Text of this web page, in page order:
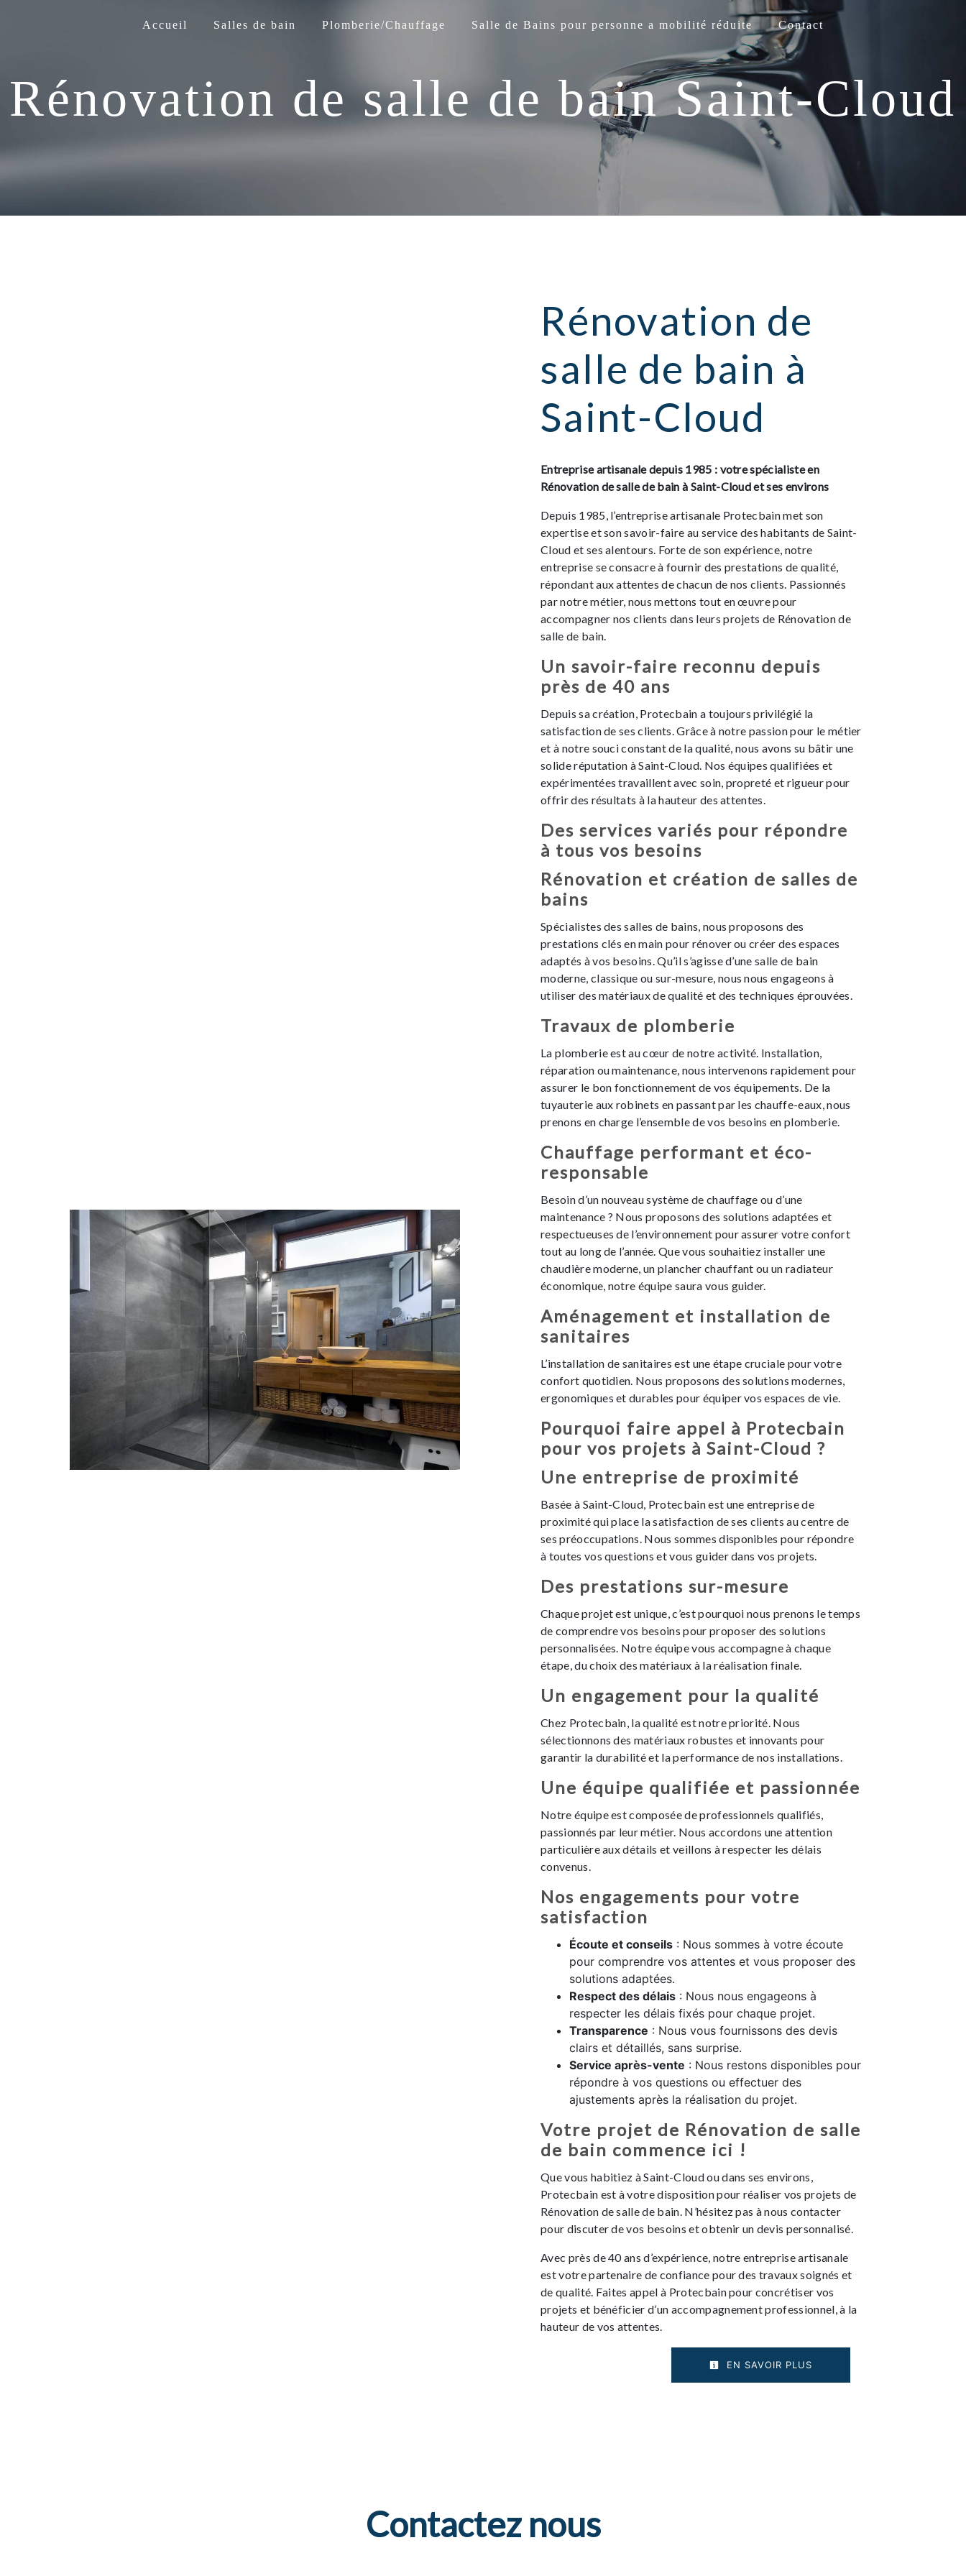
Accueil Salles de bain Plomberie/Chauffage Salle de Bains pour personne a mobilité réduite Contact
Rénovation de salle de bain Saint-Cloud
Rénovation de
salle de bain à
Saint-Cloud
Entreprise artisanale depuis 1985 : votre spécialiste en
Rénovation de salle de bain à Saint-Cloud et ses environs
Depuis 1985, l’entreprise artisanale Protecbain met son
expertise et son savoir-faire au service des habitants de Saint-
Cloud et ses alentours. Forte de son expérience, notre
entreprise se consacre à fournir des prestations de qualité,
répondant aux attentes de chacun de nos clients. Passionnés
par notre métier, nous mettons tout en œuvre pour
accompagner nos clients dans leurs projets de Rénovation de
salle de bain.
Un savoir-faire reconnu depuis
près de 40 ans
Depuis sa création, Protecbain a toujours privilégié la
satisfaction de ses clients. Grâce à notre passion pour le métier
et à notre souci constant de la qualité, nous avons su bâtir une
solide réputation à Saint-Cloud. Nos équipes qualifiées et
expérimentées travaillent avec soin, propreté et rigueur pour
offrir des résultats à la hauteur des attentes.
Des services variés pour répondre
à tous vos besoins
Rénovation et création de salles de
bains
Spécialistes des salles de bains, nous proposons des
prestations clés en main pour rénover ou créer des espaces
adaptés à vos besoins. Qu’il s’agisse d’une salle de bain
moderne, classique ou sur-mesure, nous nous engageons à
utiliser des matériaux de qualité et des techniques éprouvées.
Travaux de plomberie
La plomberie est au cœur de notre activité. Installation,
réparation ou maintenance, nous intervenons rapidement pour
assurer le bon fonctionnement de vos équipements. De la
tuyauterie aux robinets en passant par les chauffe-eaux, nous
prenons en charge l’ensemble de vos besoins en plomberie.
Chauffage performant et éco-
responsable
Besoin d’un nouveau système de chauffage ou d’une
maintenance ? Nous proposons des solutions adaptées et
respectueuses de l’environnement pour assurer votre confort
tout au long de l’année. Que vous souhaitiez installer une
chaudière moderne, un plancher chauffant ou un radiateur
économique, notre équipe saura vous guider.
Aménagement et installation de
sanitaires
L’installation de sanitaires est une étape cruciale pour votre
confort quotidien. Nous proposons des solutions modernes,
ergonomiques et durables pour équiper vos espaces de vie.
Pourquoi faire appel à Protecbain
pour vos projets à Saint-Cloud ?
Une entreprise de proximité
Basée à Saint-Cloud, Protecbain est une entreprise de
proximité qui place la satisfaction de ses clients au centre de
ses préoccupations. Nous sommes disponibles pour répondre
à toutes vos questions et vous guider dans vos projets.
Des prestations sur-mesure
Chaque projet est unique, c’est pourquoi nous prenons le temps
de comprendre vos besoins pour proposer des solutions
personnalisées. Notre équipe vous accompagne à chaque
étape, du choix des matériaux à la réalisation finale.
Un engagement pour la qualité
Chez Protecbain, la qualité est notre priorité. Nous
sélectionnons des matériaux robustes et innovants pour
garantir la durabilité et la performance de nos installations.
Une équipe qualifiée et passionnée
Notre équipe est composée de professionnels qualifiés,
passionnés par leur métier. Nous accordons une attention
particulière aux détails et veillons à respecter les délais
convenus.
Nos engagements pour votre
satisfaction
Écoute et conseils : Nous sommes à votre écoute
pour comprendre vos attentes et vous proposer des
solutions adaptées.
Respect des délais : Nous nous engageons à
respecter les délais fixés pour chaque projet.
Transparence : Nous vous fournissons des devis
clairs et détaillés, sans surprise.
Service après-vente : Nous restons disponibles pour
répondre à vos questions ou effectuer des
ajustements après la réalisation du projet.
Votre projet de Rénovation de salle
de bain commence ici !
Que vous habitiez à Saint-Cloud ou dans ses environs,
Protecbain est à votre disposition pour réaliser vos projets de
Rénovation de salle de bain. N’hésitez pas à nous contacter
pour discuter de vos besoins et obtenir un devis personnalisé.
Avec près de 40 ans d’expérience, notre entreprise artisanale
est votre partenaire de confiance pour des travaux soignés et
de qualité. Faites appel à Protecbain pour concrétiser vos
projets et bénéficier d’un accompagnement professionnel, à la
hauteur de vos attentes.
EN SAVOIR PLUS
Contactez nous